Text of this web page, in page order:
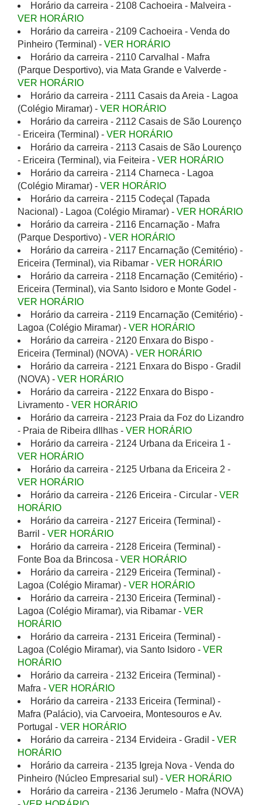
Horário da carreira - 2108 Cachoeira - Malveira -
VER HORÁRIO
Horário da carreira - 2109 Cachoeira - Venda do
Pinheiro (Terminal) - VER HORÁRIO
Horário da carreira - 2110 Carvalhal - Mafra
(Parque Desportivo), via Mata Grande e Valverde -
VER HORÁRIO
Horário da carreira - 2111 Casais da Areia - Lagoa
(Colégio Miramar) - VER HORÁRIO
Horário da carreira - 2112 Casais de São Lourenço
- Ericeira (Terminal) - VER HORÁRIO
Horário da carreira - 2113 Casais de São Lourenço
- Ericeira (Terminal), via Feiteira - VER HORÁRIO
Horário da carreira - 2114 Charneca - Lagoa
(Colégio Miramar) - VER HORÁRIO
Horário da carreira - 2115 Codeçal (Tapada
Nacional) - Lagoa (Colégio Miramar) - VER HORÁRIO
Horário da carreira - 2116 Encarnação - Mafra
(Parque Desportivo) - VER HORÁRIO
Horário da carreira - 2117 Encarnação (Cemitério) -
Ericeira (Terminal), via Ribamar - VER HORÁRIO
Horário da carreira - 2118 Encarnação (Cemitério) -
Ericeira (Terminal), via Santo Isidoro e Monte Godel -
VER HORÁRIO
Horário da carreira - 2119 Encarnação (Cemitério) -
Lagoa (Colégio Miramar) - VER HORÁRIO
Horário da carreira - 2120 Enxara do Bispo -
Ericeira (Terminal) (NOVA) - VER HORÁRIO
Horário da carreira - 2121 Enxara do Bispo - Gradil
(NOVA) - VER HORÁRIO
Horário da carreira - 2122 Enxara do Bispo -
Livramento - VER HORÁRIO
Horário da carreira - 2123 Praia da Foz do Lizandro
- Praia de Ribeira dIlhas - VER HORÁRIO
Horário da carreira - 2124 Urbana da Ericeira 1 -
VER HORÁRIO
Horário da carreira - 2125 Urbana da Ericeira 2 -
VER HORÁRIO
Horário da carreira - 2126 Ericeira - Circular - VER
HORÁRIO
Horário da carreira - 2127 Ericeira (Terminal) -
Barril - VER HORÁRIO
Horário da carreira - 2128 Ericeira (Terminal) -
Fonte Boa da Brincosa - VER HORÁRIO
Horário da carreira - 2129 Ericeira (Terminal) -
Lagoa (Colégio Miramar) - VER HORÁRIO
Horário da carreira - 2130 Ericeira (Terminal) -
Lagoa (Colégio Miramar), via Ribamar - VER
HORÁRIO
Horário da carreira - 2131 Ericeira (Terminal) -
Lagoa (Colégio Miramar), via Santo Isidoro - VER
HORÁRIO
Horário da carreira - 2132 Ericeira (Terminal) -
Mafra - VER HORÁRIO
Horário da carreira - 2133 Ericeira (Terminal) -
Mafra (Palácio), via Carvoeira, Montesouros e Av.
Portugal - VER HORÁRIO
Horário da carreira - 2134 Ervideira - Gradil - VER
HORÁRIO
Horário da carreira - 2135 Igreja Nova - Venda do
Pinheiro (Núcleo Empresarial sul) - VER HORÁRIO
Horário da carreira - 2136 Jerumelo - Mafra (NOVA)